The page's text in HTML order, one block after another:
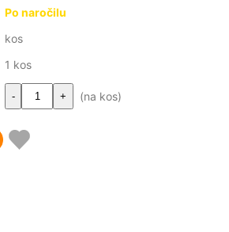
Po naročilu
kos
1 kos
- + (na kos)